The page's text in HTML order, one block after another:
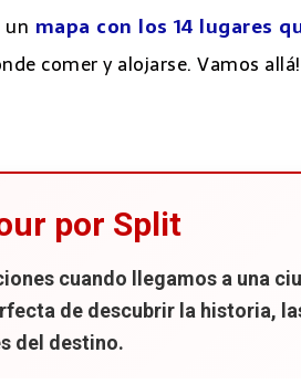
en los Lagos de Plitvice
los Lagos de Plitvice
de Plitvice
mapa con los 14 lugares
comer y alojarse. Vamos allá!
por Split
cuando llegamos a una
de descubrir la historia,
del destino.